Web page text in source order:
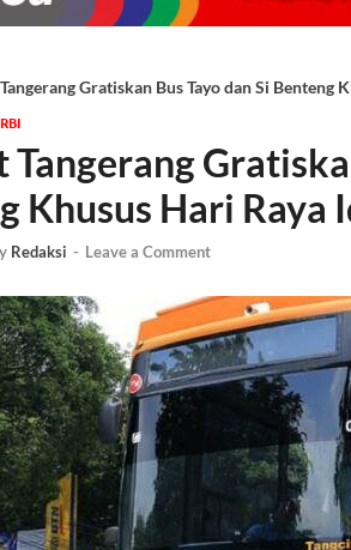
Gratiskan Bus Tayo dan Si Benteng
Tangerang
Khusus Hari Raya
Redaksi - Leave a Comment